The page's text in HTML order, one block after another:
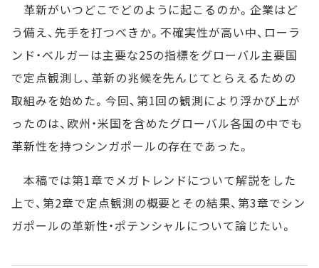
革新がいつどこでどのように起こるのか。企業はど
う備え、先手を打つべきか。不確実性が高い中、ローラ
ンド・ベルガーは主要な25の指標をグローバル主要国
で定点観測し、革新の兆候を先んじてとらえるための
取組みを始めた。今回、第1回の観測により浮かび上が
ったのは、欧州・米国を含めたグローバル各国の中でも
革新性を持つシンガポールの存在であった。
本稿では第1章でメガトレンドについて解説をした
上で、第2章で定点観測の概要とその結果、第3章でシン
ガポールの革新性・ポテンシャルについて論じたい。